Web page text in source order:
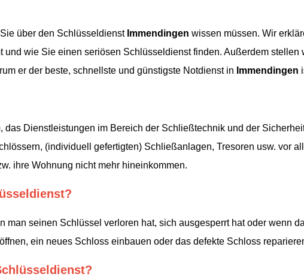
über den Schlüsseldienst Immendingen wissen müssen. Wir
wie Sie einen seriösen Schlüsseldienst finden. Außerdem stellen
er der beste, schnellste und günstigste Notdienst in Immendingen
das Dienstleistungen im Bereich der Schließtechnik und der
(individuell gefertigten) Schließanlagen, Tresoren usw. vor
ihre Wohnung nicht mehr hineinkommen.
man seinen Schlüssel verloren hat, sich ausgesperrt hat oder wenn
ein neues Schloss einbauen oder das defekte Schloss